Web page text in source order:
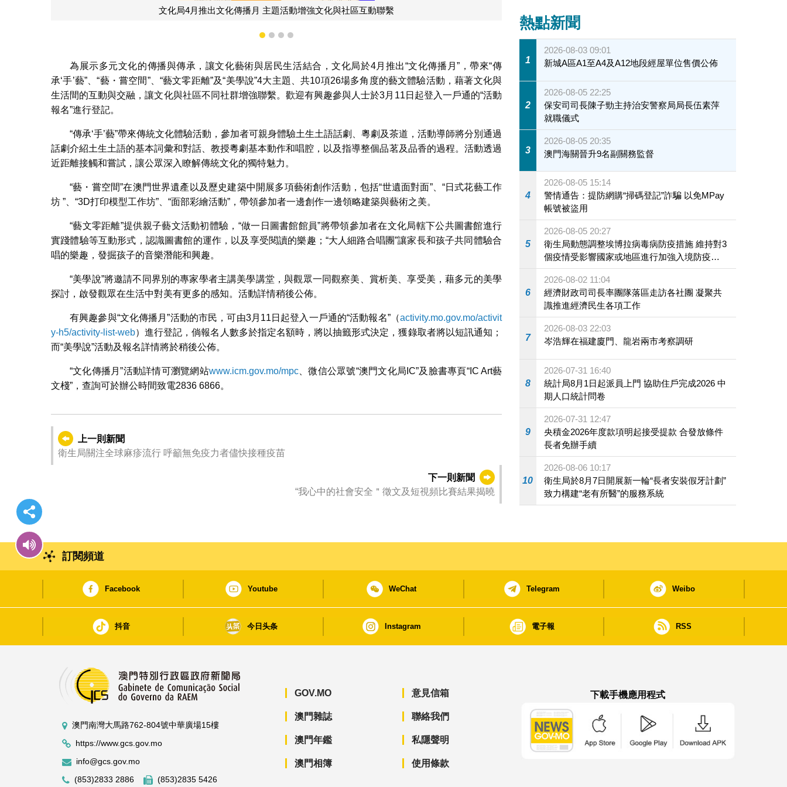
文化局4月推出文化傳播月 主題活動增強文化與社區互動聯繫
1 2 3 4
為展示多元文化的傳播與傳承，讓文化藝術與居民生活結合，文化局於4月推出“文化傳播月”，帶來“傳
承‘手’藝”、“藝・嘗空間”、“藝文零距離”及“美學說”4大主題、共10項26場多角度的藝文體驗活動，藉著文化與
生活間的互動與交融，讓文化與社區不同社群增強聯繫。歡迎有興趣參與人士於3月11日起登入一戶通的“活動
報名”進行登記。
“傳承‘手’藝”帶來傳統文化體驗活動，參加者可親身體驗土生土語話劇、粵劇及茶道，活動導師將分別通過
話劇介紹土生土語的基本詞彙和對話、教授粵劇基本動作和唱腔，以及指導整個品茗及品香的過程。活動透過
近距離接觸和嘗試，讓公眾深入瞭解傳統文化的獨特魅力。
“藝・嘗空間”在澳門世界遺產以及歷史建築中開展多項藝術創作活動，包括“世遺面對面”、“日式花藝工作
坊 ”、“3D打印模型工作坊”、“面部彩繪活動”，帶領參加者一邊創作一邊領略建築與藝術之美。
“藝文零距離”提供親子藝文活動初體驗，“做一日圖書館館員”將帶領參加者在文化局轄下公共圖書館進行
實踐體驗等互動形式，認識圖書館的運作，以及享受閱讀的樂趣；“大人細路合唱團”讓家長和孩子共同體驗合
唱的樂趣，發掘孩子的音樂潛能和興趣。
“美學說”將邀請不同界別的專家學者主講美學講堂，與觀眾一同觀察美、賞析美、享受美，藉多元的美學
探討，啟發觀眾在生活中對美有更多的感知。活動詳情稍後公佈。
有興趣參與“文化傳播月”活動的市民，可由3月11日起登入一戶通的“活動報名”（activity.mo.gov.mo/activit
y-h5/activity-list-web）進行登記，倘報名人數多於指定名額時，將以抽籤形式決定，獲錄取者將以短訊通知；
而“美學說”活動及報名詳情將於稍後公佈。
“文化傳播月”活動詳情可瀏覽網站www.icm.gov.mo/mpc、微信公眾號“澳門文化局IC”及臉書專頁“IC Art藝
文棧”，查詢可於辦公時間致電2836 6866。
上一則新聞
衛生局關注全球麻疹流行 呼籲無免疫力者儘快接種疫苗
下一則新聞
“我心中的社會安全＂徵文及短視頻比賽結果揭曉
熱點新聞
1
2026-08-03 09:01
新城A區A1至A4及A12地段經屋單位售價公佈
2
2026-08-05 22:25
保安司司長陳子勁主持治安警察局局長伍素萍
就職儀式
3
2026-08-05 20:35
澳門海關晉升9名副關務監督
4
2026-08-05 15:14
警情通告：提防網購“掃碼登記”詐騙 以免MPay
帳號被盜用
5
2026-08-05 20:27
衛生局動態調整埃博拉病毒病防疫措施 維持對3
個疫情受影響國家或地區進行加強入境防疫措
施
6
2026-08-02 11:04
經濟財政司司長率團隊落區走訪各社團 凝聚共
識推進經濟民生各項工作
7
2026-08-03 22:03
岑浩輝在福建廈門、龍岩兩市考察調研
8
2026-07-31 16:40
統計局8月1日起派員上門 協助住戶完成2026 中
期人口統計問卷
9
2026-07-31 12:47
央積金2026年度款項明起接受提款 合發放條件
長者免辦手續
10
2026-08-06 10:17
衛生局於8月7日開展新一輪“長者安裝假牙計劃”
致力構建“老有所醫”的服務系統
訂閱頻道
Facebook Youtube WeChat Telegram Weibo
抖音 今日头条 Instagram 電子報 RSS
澳門南灣大馬路762-804號中華廣場15樓
https://www.gcs.gov.mo
info@gcs.gov.mo
(853)2833 2886
(853)2835 5426
GOV.MO
澳門雜誌
澳門年鑑
澳門相簿
意見信箱
聯絡我們
私隱聲明
使用條款
下載手機應用程式